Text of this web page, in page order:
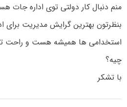
منم دنبال کار دولتی توی اداره جات
بنظرتون بهترین گرایش مدیریت برای
استخدامی ها همیشه هست و راحت
چیه؟
با تشکر